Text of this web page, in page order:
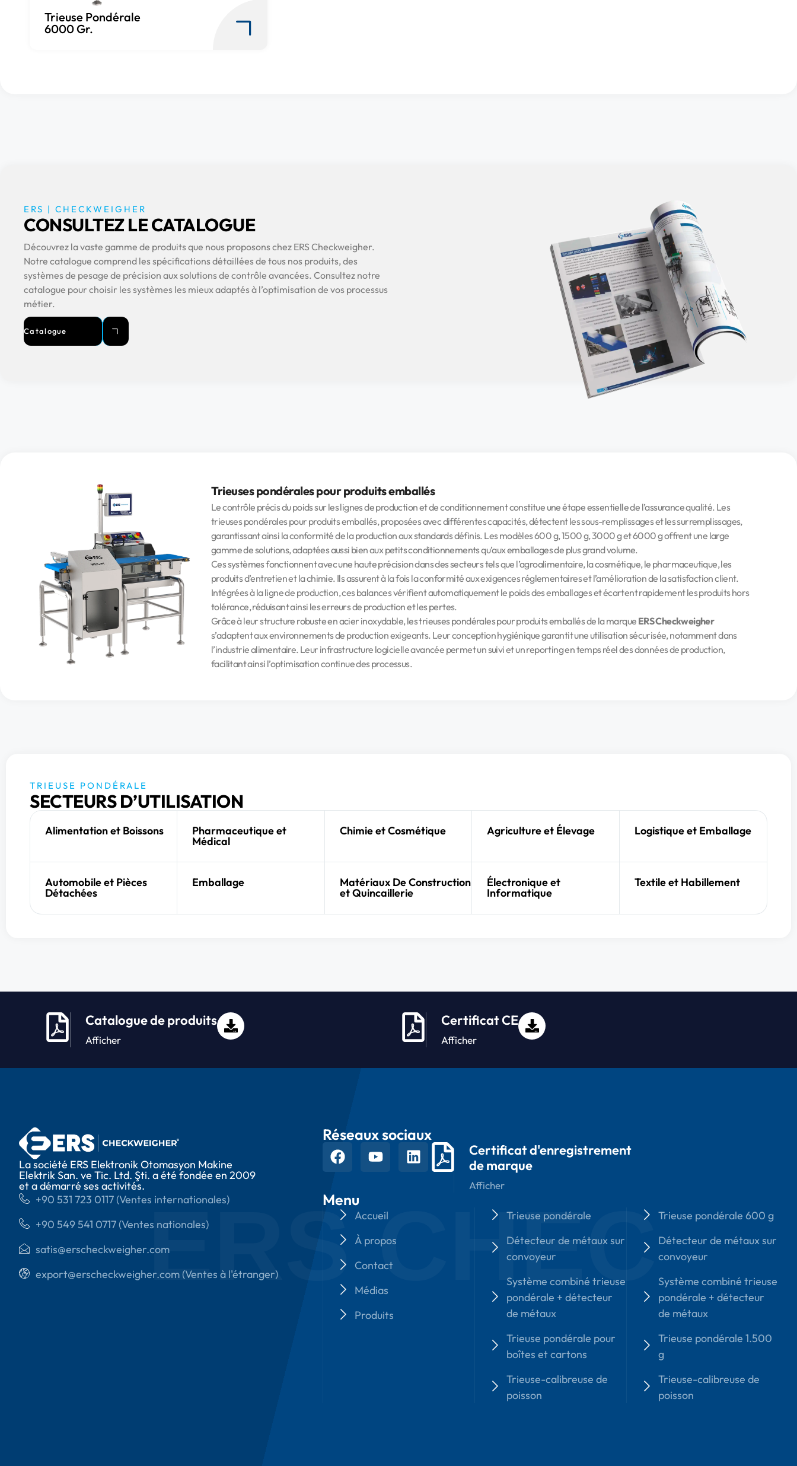
Trieuse Pondérale
6000 Gr.
ERS | CHECKWEIGHER
CONSULTEZ LE CATALOGUE
Découvrez la vaste gamme de produits que nous proposons chez ERS Checkweigher.
Notre catalogue comprend les spécifications détaillées de tous nos produits, des
systèmes de pesage de précision aux solutions de contrôle avancées. Consultez notre
catalogue pour choisir les systèmes les mieux adaptés à l’optimisation de vos processus
métier.
Catalogue
Trieuses pondérales pour produits emballés
Le contrôle précis du poids sur les lignes de production et de conditionnement constitue une étape essentielle de l’assurance qualité. Les
trieuses pondérales pour produits emballés, proposées avec différentes capacités, détectent les sous-remplissages et les surremplissages,
garantissant ainsi la conformité de la production aux standards définis. Les modèles 600 g, 1500 g, 3000 g et 6000 g offrent une large
gamme de solutions, adaptées aussi bien aux petits conditionnements qu’aux emballages de plus grand volume.
Ces systèmes fonctionnent avec une haute précision dans des secteurs tels que l’agroalimentaire, la cosmétique, le pharmaceutique, les
produits d’entretien et la chimie. Ils assurent à la fois la conformité aux exigences réglementaires et l’amélioration de la satisfaction client.
Intégrées à la ligne de production, ces balances vérifient automatiquement le poids des emballages et écartent rapidement les produits hors
tolérance, réduisant ainsi les erreurs de production et les pertes.
Grâce à leur structure robuste en acier inoxydable, les trieuses pondérales pour produits emballés de la marque ERS Checkweigher
s’adaptent aux environnements de production exigeants. Leur conception hygiénique garantit une utilisation sécurisée, notamment dans
l’industrie alimentaire. Leur infrastructure logicielle avancée permet un suivi et un reporting en temps réel des données de production,
facilitant ainsi l’optimisation continue des processus.
TRIEUSE PONDÉRALE
SECTEURS D’UTILISATION
Alimentation et Boissons Pharmaceutique et
Médical
Chimie et Cosmétique Agriculture et Élevage Logistique et Emballage
Automobile et Pièces
Détachées
Emballage Matériaux De Construction
et Quincaillerie
Électronique et
Informatique
Textile et Habillement
Catalogue de produits
Afficher
Certificat CE
Afficher
La société ERS Elektronik Otomasyon Makine
Elektrik San. ve Tic. Ltd. Şti. a été fondée en 2009
et a démarré ses activités.
+90 531 723 0117 (Ventes internationales)
+90 549 541 0717 (Ventes nationales)
satis@erscheckweigher.com
export@erscheckweigher.com (Ventes à l'étranger)
Réseaux sociaux
Certificat d'enregistrement
de marque
Afficher
Menu
Accueil
À propos
Contact
Médias
Produits
Trieuse pondérale
Détecteur de métaux sur
convoyeur
Système combiné trieuse
pondérale + détecteur
de métaux
Trieuse pondérale pour
boîtes et cartons
Trieuse-calibreuse de
poisson
Trieuse pondérale 600 g
Détecteur de métaux sur
convoyeur
Système combiné trieuse
pondérale + détecteur
de métaux
Trieuse pondérale 1.500
g
Trieuse-calibreuse de
poisson
ERS CHEC